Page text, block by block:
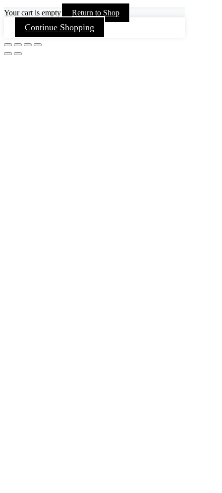
Your cart is empty Return to Shop
Continue Shopping